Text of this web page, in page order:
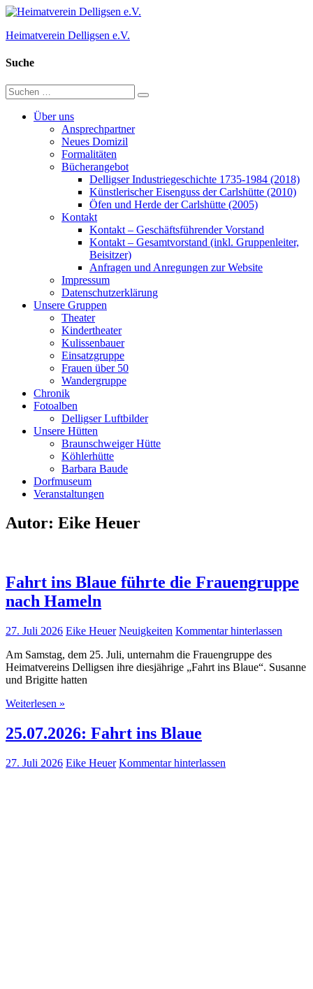
Zum
springen
Heimatverein Delligsen e.V.
Suche
Suchen
nach:
Suchen
Über uns
Ansprechpartner
Neues Domizil
Formalitäten
Bücherangebot
Delligser Industriegeschichte 1735-1984 (2018)
Künstlerischer Eisenguss der Carlshütte (2010)
Öfen und Herde der Carlshütte (2005)
Kontakt
Kontakt – Geschäftsführender Vorstand
Kontakt – Gesamtvorstand (inkl. Gruppenleiter,
Beisitzer)
Anfragen und Anregungen zur Website
Impressum
Datenschutzerklärung
Unsere Gruppen
Theater
Kindertheater
Kulissenbauer
Einsatzgruppe
Frauen über 50
Wandergruppe
Chronik
Fotoalben
Delligser Luftbilder
Unsere Hütten
Braunschweiger Hütte
Köhlerhütte
Barbara Baude
Dorfmuseum
Veranstaltungen
Autor: Eike Heuer
Fahrt ins Blaue führte die Frauengruppe
nach Hameln
27. Juli 2026 Eike Heuer Neuigkeiten Kommentar hinterlassen
Am Samstag, dem 25. Juli, unternahm die Frauengruppe des
Heimatvereins Delligsen ihre diesjährige „Fahrt ins Blaue“. Susanne
und Brigitte hatten
Weiterlesen »
25.07.2026: Fahrt ins Blaue
27. Juli 2026 Eike Heuer Kommentar hinterlassen